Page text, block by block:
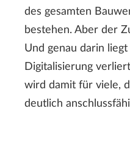
des gesamten
bestehen. Aber der
Und genau darin
Digitalisierung
wird damit für viele,
deutlich